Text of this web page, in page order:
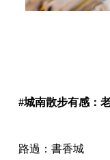
#城南散步有感：
路過：書香城